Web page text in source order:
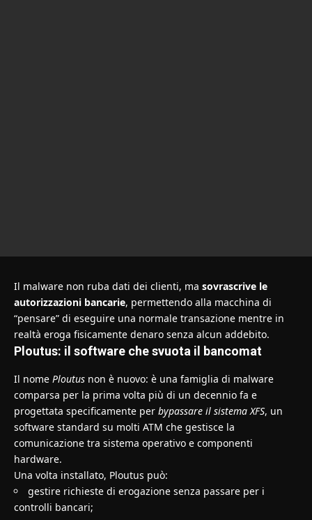
Il malware non ruba dati dei clienti, ma sovrascrive le
autorizzazioni bancarie, permettendo alla macchina di
“pensare” di eseguire una normale transazione mentre in
realtà eroga fisicamente denaro senza alcun addebito.
Ploutus: il software che svuota il bancomat
Il nome Ploutus non è nuovo: è una famiglia di malware
comparsa per la prima volta più di un decennio fa e
progettata specificamente per bypassare il sistema XFS, un
software standard su molti ATM che gestisce la
comunicazione tra sistema operativo e componenti
hardware.
Una volta installato, Ploutus può:
gestire richieste di erogazione senza passare per i
controlli bancari;